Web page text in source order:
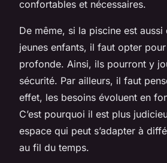
confortables et nécessaires.
De même, si la piscine est aussi
jeunes enfants, il faut opter
profonde. Ainsi, ils pourront y
sécurité. Par ailleurs, il faut
effet, les besoins évoluent en
C’est pourquoi il est plus
espace qui peut s’adapter à
au fil du temps.